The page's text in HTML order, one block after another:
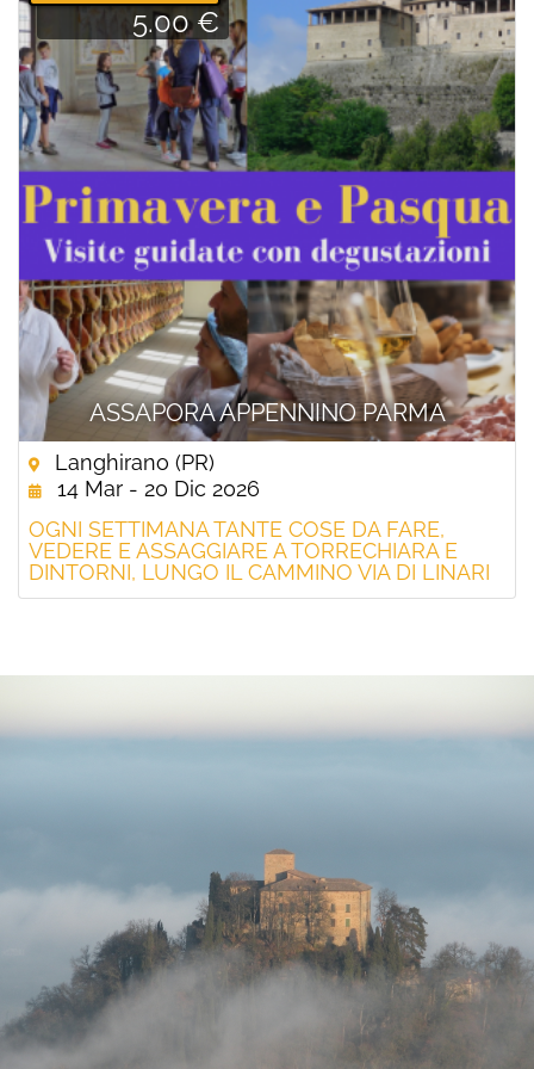
ASSAPORA APPENNINO PARMA
5.00 €
Langhirano (PR)
14 Mar - 20 Dic 2026
OGNI SETTIMANA TANTE COSE DA FARE,
VEDERE E ASSAGGIARE A TORRECHIARA E
DINTORNI, LUNGO IL CAMMINO VIA DI LINARI